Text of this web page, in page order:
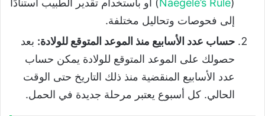
(
Naegele’s Rule) أو باستخدام تقدير الطبيب استنادًا
إلى فحوصات وتحاليل مختلفة.
حساب عدد الأسابيع منذ الموعد المتوقع للولادة: بعد
حصولك على الموعد المتوقع للولادة يمكن حساب
عدد الأسابيع المنقضية منذ ذلك التاريخ حتى الوقت
الحالي. كل أسبوع يعتبر مرحلة جديدة في الحمل.